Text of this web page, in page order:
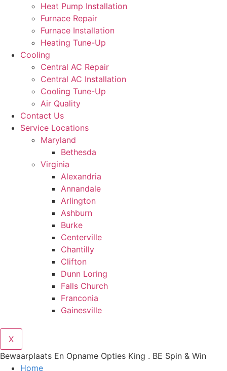
Heat Pump Installation
Furnace Repair
Furnace Installation
Heating Tune-Up
Cooling
Central AC Repair
Central AC Installation
Cooling Tune-Up
Air Quality
Contact Us
Service Locations
Maryland
Bethesda
Virginia
Alexandria
Annandale
Arlington
Ashburn
Burke
Centerville
Chantilly
Clifton
Dunn Loring
Falls Church
Franconia
Gainesville
X
Bewaarplaats En Opname Opties King . BE Spin & Win
Home